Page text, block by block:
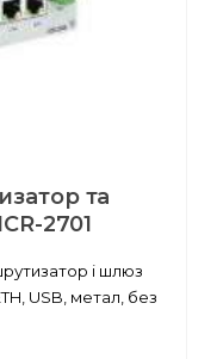
та
2701
і шлюз
USB, метал, без